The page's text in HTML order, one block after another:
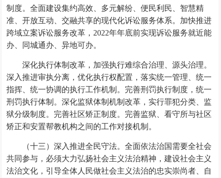
制度。全面建设集约高效、多元解纷、便民利民、智慧精
准、开放互动、交融共享的现代化诉讼服务体系。加快推进
跨域立案诉讼服务改革，2022年年底前实现诉讼服务就近能
办、同城通办、异地可办。
深化执行体制改革，加强执行难综合治理、源头治理。
深入推进审执分离，优化执行权配置，落实统一管理、统一
指挥、统一协调的执行工作机制。完善刑罚执行制度，统一
刑罚执行体制。深化监狱体制机制改革，实行罪犯分类、监
狱分级制度。完善社区矫正制度。完善监狱、看守所与社区
矫正和安置帮教机构之间的工作对接机制。
（十三）深入推进全民守法。全面依法治国需要全社会
共同参与，必须大力弘扬社会主义法治精神，建设社会主义
法治文化，引导全体人民做社会主义法治的忠实崇尚者、自